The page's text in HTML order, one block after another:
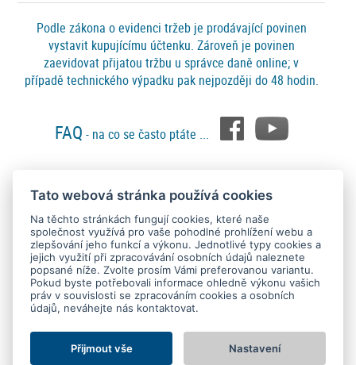
Podle zákona o evidenci tržeb je prodávající povinen
vystavit kupujícímu účtenku. Zároveň je povinen
zaevidovat přijatou tržbu u správce daně online; v
případě technického výpadku pak nejpozději do 48 hodin.
FAQ - na co se často ptáte ...
Platební metody
Copyright © 2015 - 2026SEO kvalitně
Kontakt
Ochrana osobních údajů O nás
Obchodní podmínky
Nastavení Cookies
Tato webová stránka používá cookies
Na těchto stránkách fungují cookies, které naše
společnost využívá pro vaše pohodlné prohlížení webu a
zlepšování jeho funkcí a výkonu. Jednotlivé typy cookies a
jejich využití při zpracovávání osobních údajů naleznete
popsané níže. Zvolte prosím Vámi preferovanou variantu.
Pokud byste potřebovali informace ohledně výkonu vašich
práv v souvislosti se zpracováním cookies a osobních
údajů, neváhejte nás kontaktovat.
Přijmout vše Nastavení